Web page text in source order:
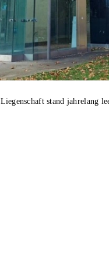
Liegenschaft stand jahrelang